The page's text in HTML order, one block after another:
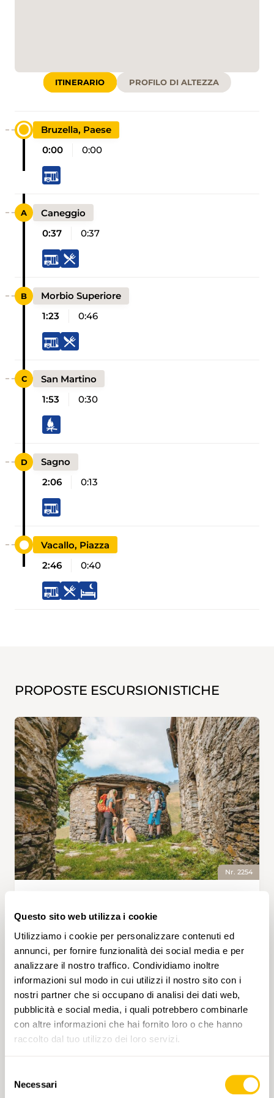
Questo sito web utilizza i cookie
Utilizziamo i cookie per personalizzare contenuti ed
annunci, per fornire funzionalità dei social media e per
analizzare il nostro traffico. Condividiamo inoltre
informazioni sul modo in cui utilizzi il nostro sito con i
nostri partner che si occupano di analisi dei dati web,
pubblicità e social media, i quali potrebbero combinarle
con altre informazioni che hai fornito loro o che hanno
raccolto dal tuo utilizzo dei loro servizi.
delNecessari
ITINERARIO PROFILO DI ALTEZZA
Bruzella, Paese
0:00
0:00
Caneggio
0:37
0:37
Morbio Superiore
1:23
0:46
San Martino
1:53
0:30
Sagno
2:06
0:13
Vacallo, Piazza
2:46
0:40
PROPOSTE ESCURSIONISTICHE
Nr. 2254
Sentiero del Monte Generoso
Un percorso che intreccia natura e storia in uno
degli scenari più spettacolari del Canton Ticino.
Dalla stazione intermedia di Bellavista,
raggiungibile con il treno a cremagliera, il
sentiero attraversa alpeggi pittoreschi e luoghi
ricchi di tradizione, come le affascinanti nevère,
antichi frigoriferi naturali utilizzati per la
conservazione del latte. Seguendo il sentiero
ad anello, ci si immerge in un paesaggio
straordinario abbraccia la regione dei laghi e le
T2 3 h 25 min 9,4 km Media